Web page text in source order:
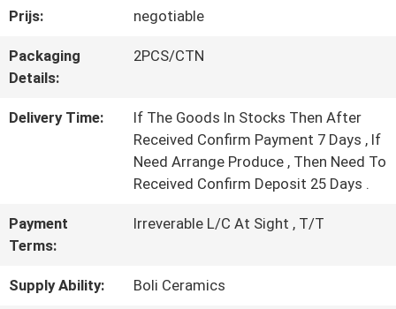
CONTACT
MET
VRAAG
EEN
Prijs: negotiable
Packaging
Details:
2PCS/CTN
Delivery Time:
If The Goods In Stocks Then After
Received Confirm Payment 7 Days , If
Need Arrange Produce , Then Need To
Received Confirm Deposit 25 Days .
Payment
Terms:
Irreverable L/C At Sight , T/T
Supply Ability: Boli Ceramics